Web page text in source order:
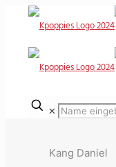
✕
Kang Daniel